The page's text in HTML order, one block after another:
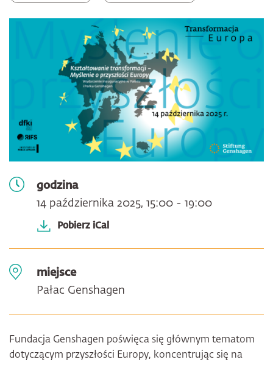
godzina
14 października 2025, 15:00 - 19:00
Pobierz iCal
miejsce
Pałac Genshagen
Fundacja Genshagen poświęca się głównym tematom
dotyczącym przyszłości Europy, koncentrując się na